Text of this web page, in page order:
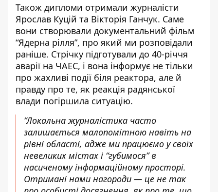
Також дипломи отримали журналісти
Ярослав Куцій та Вікторія Ганчук. Саме
вони створювали документальний фільм
“Ядерна рілля”, про який ми розповідали
раніше. Стрічку підготували до 40-річчя
аварії на ЧАЕС, і вона інформує не тільки
про жахливі події біля реактора, але й
правду про те, як реакція радянської
влади погіршила ситуацію.
“Локальна журналістика часто
залишається малопомітною навіть на
рівні області, адже ми працюємо у своїх
невеликих містах і “губимося” в
насиченому інформаційному просторі.
Отримані нами нагороди — це не так